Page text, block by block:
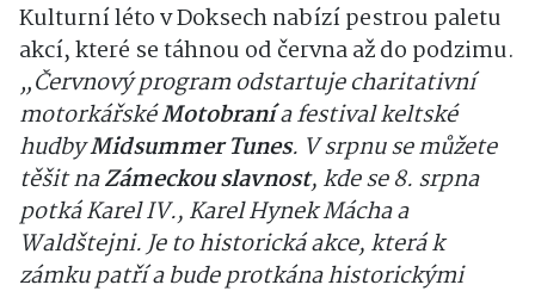
Kulturní léto v Doksech nabízí pestrou paletu
akcí, které se táhnou od června až do podzimu.
„Červnový program odstartuje charitativní
motorkářskéMotobranía festival keltské
hudbyMidsummer Tunes. V srpnu se můžete
těšit naZámeckou slavnost, kde se 8. srpna
potká Karel IV., Karel Hynek Mácha a
Waldštejni. Je to historická akce, která k
zámku patří a bude protkána historickými